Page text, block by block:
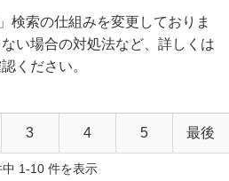
検索の仕組みを変更しておりま
い場合の対処法など、詳しくは
ください。
3 4 5 最後
1-10 件を表示